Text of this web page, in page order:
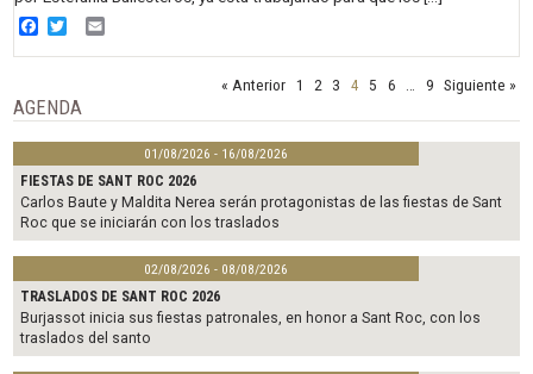
Facebook
Twitter
« Anterior 1 2 3 4 5 6 9 Siguiente »
AGENDA
01/08/2026 - 16/08/2026
FIESTAS DE SANT ROC 2026
Carlos Baute y Maldita Nerea serán protagonistas de las fiestas de Sant
Roc que se iniciarán con los traslados
02/08/2026 - 08/08/2026
TRASLADOS DE SANT ROC 2026
Burjassot inicia sus fiestas patronales, en honor a Sant Roc, con los
traslados del santo